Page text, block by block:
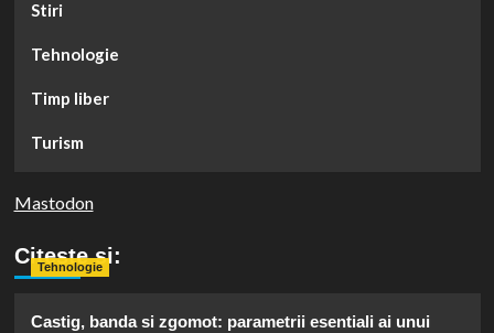
Stiri
Tehnologie
Timp liber
Turism
Mastodon
Citeste si:
Tehnologie
Castig, banda si zgomot: parametrii esentiali ai unui